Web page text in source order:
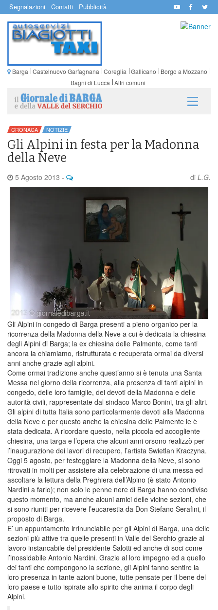
Segnalazioni Contatti Pubblicità
Barga Castelnuovo Garfagnana Coreglia Gallicano
Borgo a Mozzano
Bagni di Lucca Altri comuni
CRONACA NOTIZIE
Gli Alpini in festa per la Madonna
della Neve
5 Agosto 2013 - di L.G.
Gli Alpini in congedo di Barga presenti a pieno organico per la
ricorrenza della Madonna della Neve a cui è dedicata la chiesina
degli Alpini di Barga; la ex chiesina delle Palmente, come tanti
ancora la chiamiamo, ristrutturata e recuperata ormai da diversi
anni anche grazie agli alpini.
Come ormai tradizione anche quest’anno si è tenuta una Santa
Messa nel giorno della ricorrenza, alla presenza di tanti alpini in
congedo, delle loro famiglie, dei devoti della Madonna e delle
autorità civili, rappresentate dal sindaco Marco Bonini, tra gli altri.
Gli alpini di tutta Italia sono particolarmente devoti alla Madonna
della Neve e per questo anche la chiesina delle Palmente le è
stata dedicata. A ricordare questo, nella piccola ed accogliente
chiesina, una targa e l’opera che alcuni anni orsono realizzò per
l’inaugurazione dei lavori di recupero, l’artista Swietlan Kraczyna.
Oggi 5 agosto, per festeggiare la Madonna della Neve, si sono
ritrovati in molti per assistere alla celebrazione di una messa ed
ascoltare la lettura della Preghiera dell’Alpino (è stato Antonio
Nardini a farlo); non solo le penne nere di Barga hanno condiviso
questo momento, ma anche alcuni amici delle vicine sezioni, che
si sono riuniti per ricevere l’eucarestia da Don Stefano Serafini, il
proposto di Barga.
E’ un appuntamento irrinunciabile per gli Alpini di Barga, una delle
sezioni più attive tra quelle presenti in Valle del Serchio grazie al
lavoro instancabile del presidente Salotti ed anche di soci come
l’inossidabile Antonio Nardini. Grazie al loro impegno ed a quello
dei tanti che compongono la sezione, gli Alpini fanno sentire la
loro presenza in tante azioni buone, tutte pensate per il bene del
loro paese e tutto ispirate allo spirito che anima il corpo degli
Alpini.